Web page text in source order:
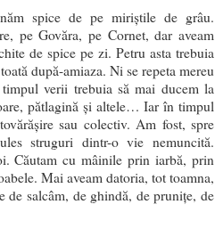
spice de pe miriștile de grâu.
pe Govăra, pe Cornet, dar aveam
de spice pe zi. Petru asta trebuia
după-amiaza. Ni se repeta mereu
verii trebuia să mai ducem la
pătlagină și altele… Iar în timpul
sau colectiv. Am fost, spre
struguri dintr-o vie nemuncită.
Căutam cu mâinile prin iarbă, prin
Mai aveam datoria, tot toamna,
de salcâm, de ghindă, de prunițe, de